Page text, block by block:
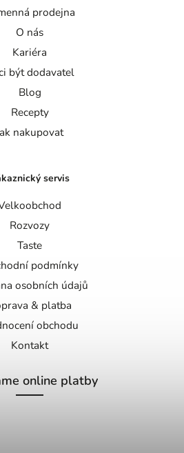
prodejna
O nás
Kariéra
být dodavatel
Blog
Recepty
nakupovat
servis
Rozvozy
Taste
podmínky
osobních údajů
& platba
obchodu
Kontakt
online platby